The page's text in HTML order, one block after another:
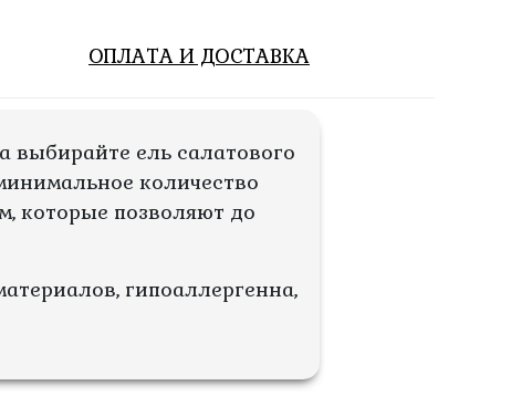
ОПЛАТА И ДОСТАВКА
выбирайте ель салатового
количество
которые позволяют до
гипоаллергенна,